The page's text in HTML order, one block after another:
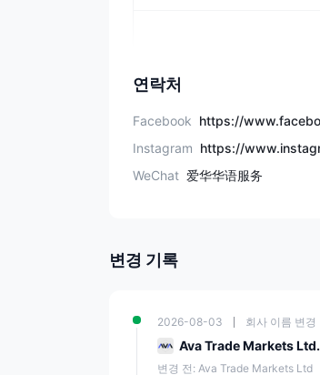
연락처
Facebook
Instagram
WeChat 爱华华语服务
변경 기록
2026-08-03 회사 이름 변경
Ava Trade Markets Ltd.
변경 전: Ava Trade Markets Ltd